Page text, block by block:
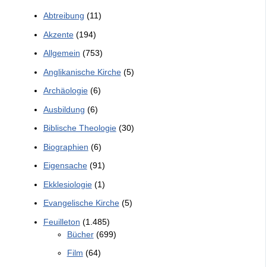
Abtreibung (11)
Akzente(194)
Allgemein (753)
Anglikanische Kirche(5)
Archäologie(6)
Ausbildung (6)
Biblische Theologie(30)
Biographien (6)
Eigensache(91)
Ekklesiologie(1)
Evangelische Kirche(5)
Feuilleton (1.485)
Bücher(699)
Film (64)